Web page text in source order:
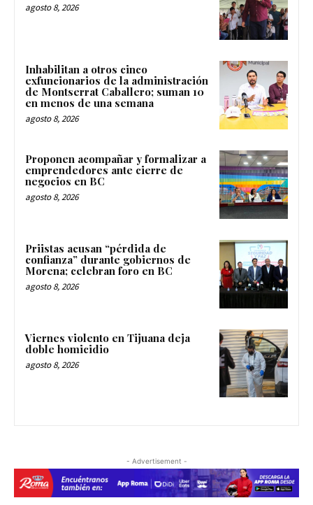
agosto 8, 2026
Inhabilitan a otros cinco
exfuncionarios de la administración
de Montserrat Caballero; suman 10
en menos de una semana
agosto 8, 2026
Proponen acompañar y formalizar a
emprendedores ante cierre de
negocios en BC
agosto 8, 2026
Priistas acusan “pérdida de
confianza” durante gobiernos de
Morena; celebran foro en BC
agosto 8, 2026
Viernes violento en Tijuana deja
doble homicidio
agosto 8, 2026
- Advertisement -